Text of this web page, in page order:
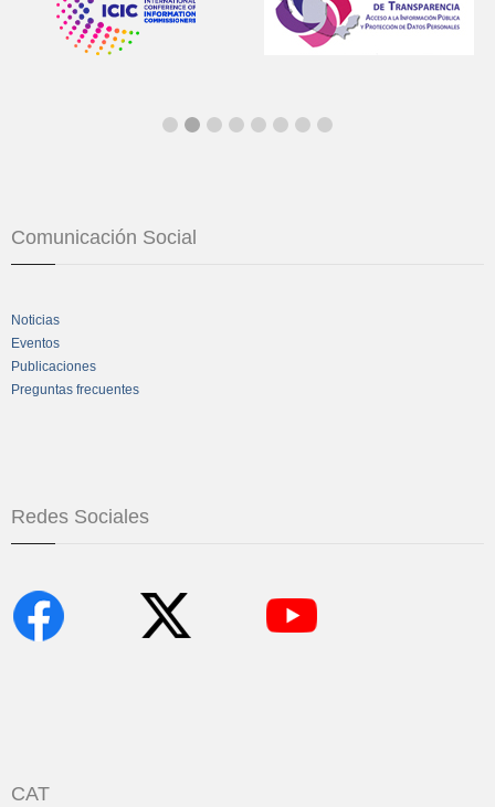
Comunicación Social
Noticias
Eventos
Publicaciones
Preguntas frecuentes
Redes Sociales
CAT